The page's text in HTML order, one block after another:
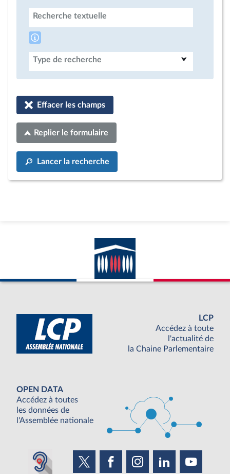
Recherche textuelle
Type de recherche
Effacer les champs
Replier le formulaire
Lancer la recherche
LCP
Accédez à toute
l'actualité de
la Chaine Parlementaire
OPEN DATA
Accédez à toutes
les données de
l'Assemblée nationale